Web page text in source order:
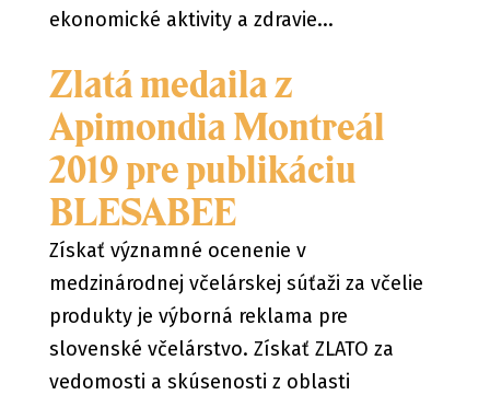
ekonomické aktivity a zdravie...
Zlatá medaila z
Apimondia Montreál
2019 pre publikáciu
BLESABEE
Získať významné ocenenie v
medzinárodnej včelárskej súťaži za včelie
produkty je výborná reklama pre
slovenské včelárstvo. Získať ZLATO za
vedomosti a skúsenosti z oblasti